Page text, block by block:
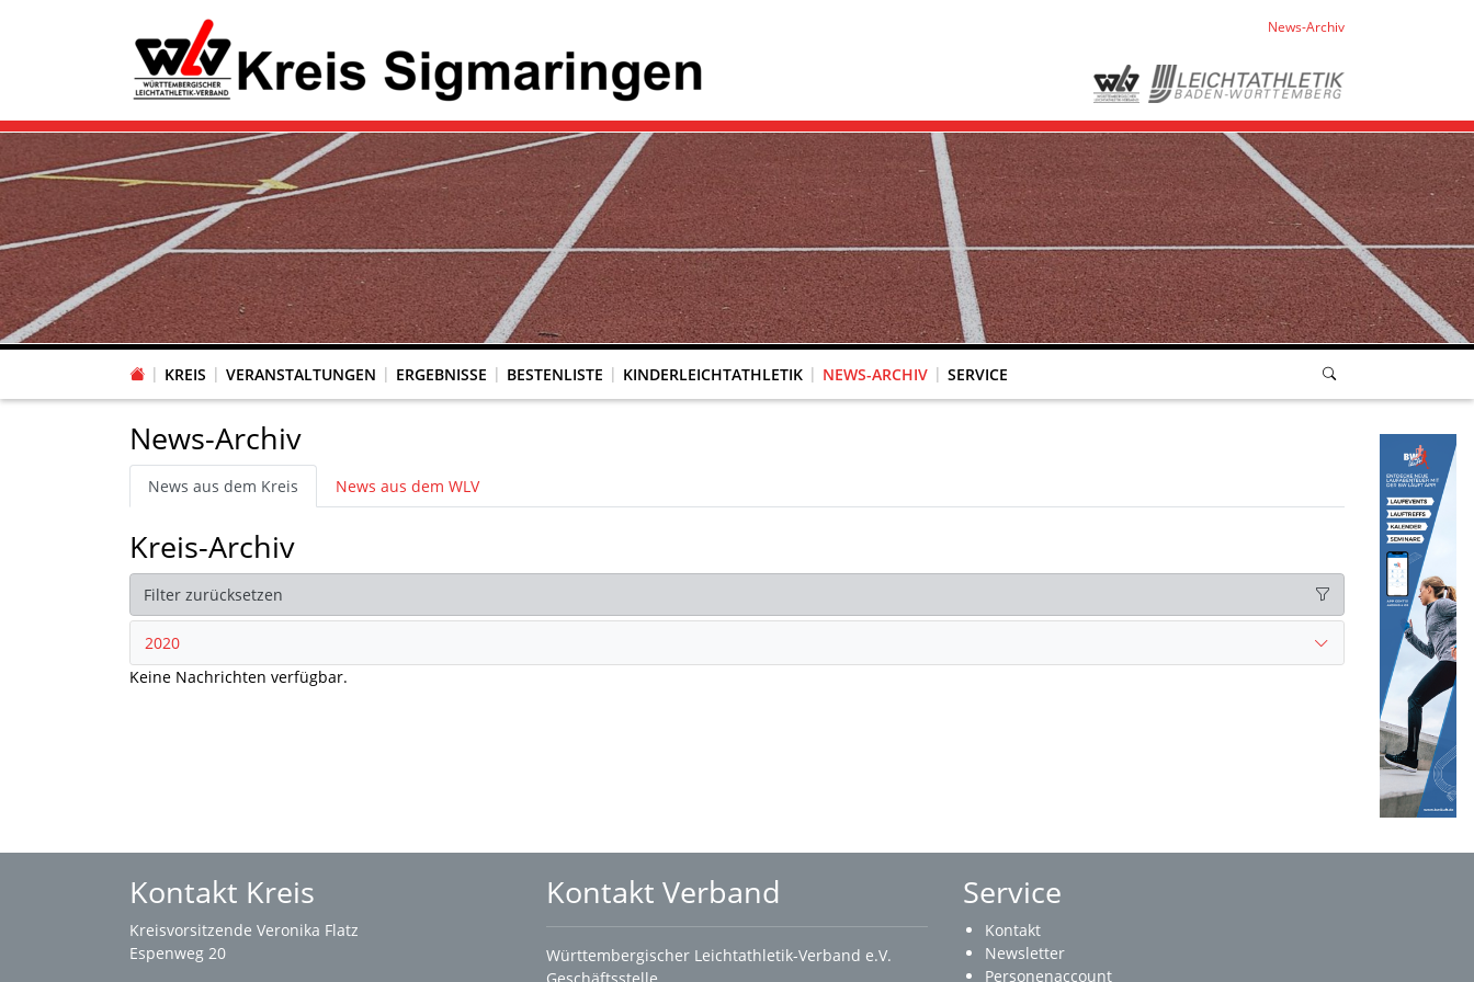
News-Archiv
KREIS VERANSTALTUNGEN ERGEBNISSE BESTENLISTE KINDERLEICHTATHLETIK NEWS-ARCHIV SERVICE
News-Archiv
News aus dem Kreis News aus dem WLV
Kreis-Archiv
Filter zurücksetzen
2020
Keine Nachrichten verfügbar.
Kontakt Kreis
Kreisvorsitzende Veronika Flatz
Espenweg 20
Kontakt Verband
Württembergischer Leichtathletik-Verband e.V.
Service
Kontakt
Newsletter
Personenaccount